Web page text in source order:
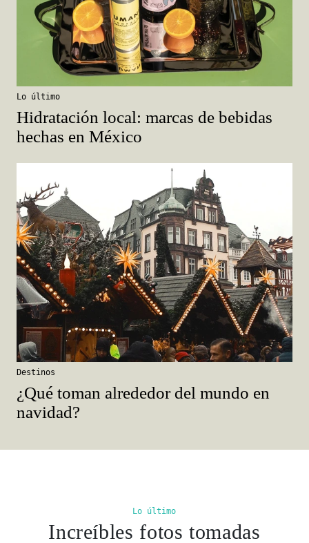
Lo último
Hidratación local: marcas de bebidas
hechas en México
Destinos
¿Qué toman alrededor del mundo en
navidad?
Lo último
Increíbles fotos tomadas